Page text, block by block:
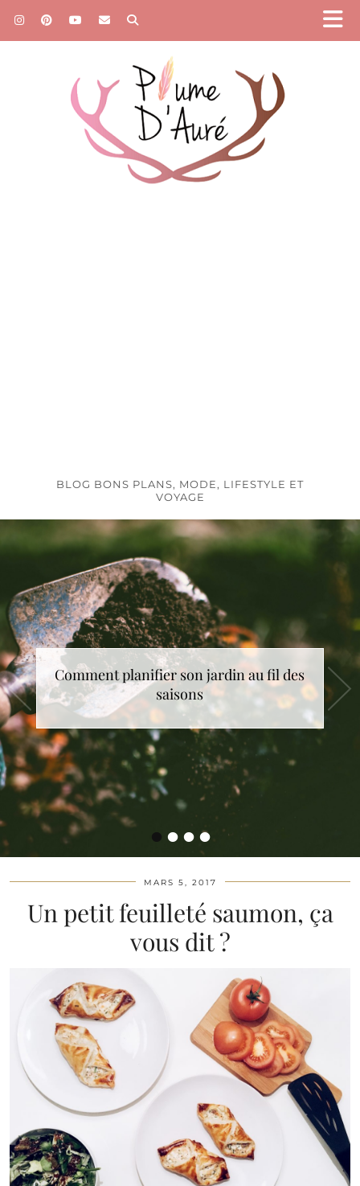
BLOG BONS PLANS, MODE, LIFESTYLE ET
VOYAGE
••••
Comment planifier son jardin au fil des
saisons
Comment choisir le cadeau de Noël idéal
?
MARS 5, 2017
Un petit feuilleté saumon, ça
vous dit ?